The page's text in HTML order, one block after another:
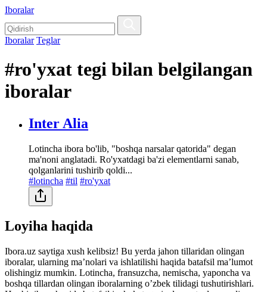
Iboralar
Iboralar Teglar
#ro'yxat tegi bilan belgilangan
iboralar
Inter Alia
Lotincha ibora bo'lib, "boshqa narsalar qatorida" degan
ma'noni anglatadi. Ro'yxatdagi ba'zi elementlarni sanab,
qolganlarini tushirib qoldi...
#lotincha #til #ro'yxat
Loyiha haqida
Ibora.uz saytiga xush kelibsiz! Bu yerda jahon tillaridan olingan
iboralar, ularning maʼnolari va ishlatilishi haqida batafsil maʼlumot
olishingiz mumkin. Lotincha, fransuzcha, nemischa, yaponcha va
boshqa tillardan olingan iboralarning oʼzbek tilidagi tushutirishlari.